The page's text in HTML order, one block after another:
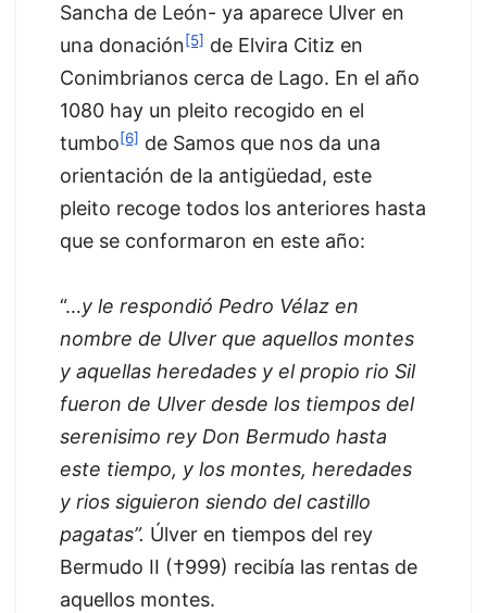
Sancha de León- ya aparece Ulver en
una donación[5] de Elvira Citiz en
Conimbrianos cerca de Lago. En el año
1080 hay un pleito recogido en el
tumbo[6] de Samos que nos da una
orientación de la antigüedad, este
pleito recoge todos los anteriores hasta
que se conformaron en este año:
“…y le respondió Pedro Vélaz en
nombre de Ulver que aquellos montes
y aquellas heredades y el propio rio Sil
fueron de Ulver desde los tiempos del
serenisimo rey Don Bermudo hasta
este tiempo, y los montes, heredades
y rios siguieron siendo del castillo
pagatas”. Úlver en tiempos del rey
Bermudo II (†999) recibía las rentas de
aquellos montes.